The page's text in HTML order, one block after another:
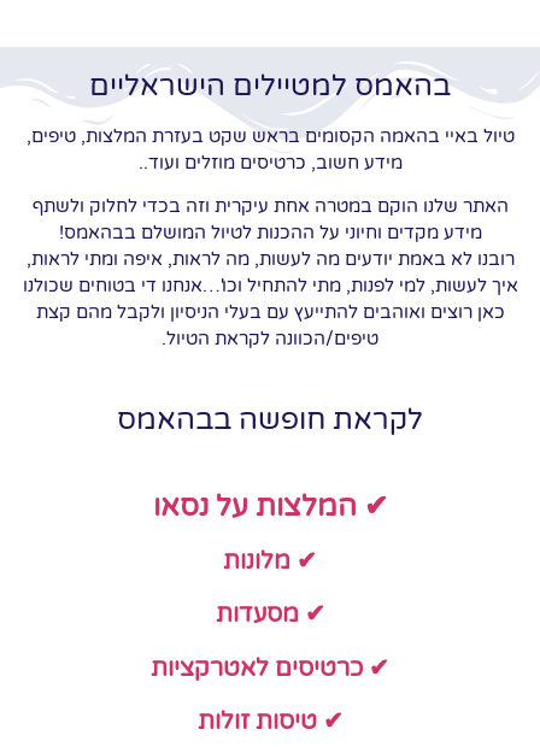
בהאמס למטיילים הישראליים
טיול באיי בהאמה הקסומים בראש שקט בעזרת המלצות, טיפים,
מידע חשוב, כרטיסים מוזלים ועוד..
האתר שלנו הוקם במטרה אחת עיקרית וזה בכדי לחלוק ולשתף
מידע מקדים וחיוני על ההכנות לטיול המושלם בבהאמס!
רובנו לא באמת יודעים מה לעשות, מה לראות, איפה ומתי לראות,
איך לעשות, למי לפנות, מתי להתחיל וכו'…אנחנו די בטוחים שכולנו
כאן רוצים ואוהבים להתייעץ עם בעלי הניסיון ולקבל מהם קצת
טיפים/הכוונה לקראת הטיול.
לקראת חופשה בבהאמס
✔ המלצות על נסאו
✔ מלונות
✔ מסעדות
✔ כרטיסים לאטרקציות
✔ טיסות זולות